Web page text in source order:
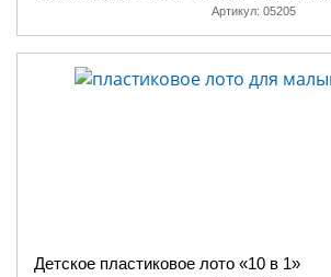
Артикул: 05205
Детское пластиковое лото «10 в 1»